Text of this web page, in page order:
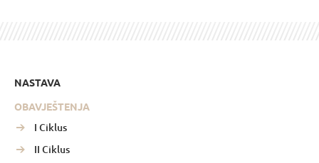
NASTAVA
OBAVJEŠTENJA
I Ciklus
II Ciklus